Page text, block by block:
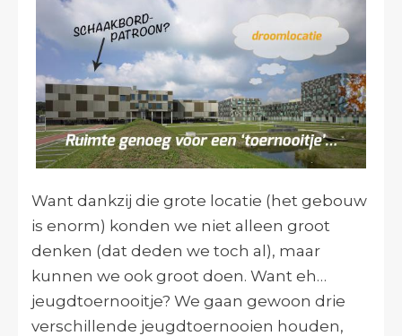
Want dankzij die grote locatie (het gebouw
is enorm) konden we niet alleen groot
denken (dat deden we toch al), maar
kunnen we ook groot doen. Want eh…
jeugdtoernooitje? We gaan gewoon drie
verschillende jeugdtoernooien houden,